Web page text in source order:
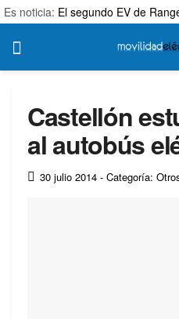
Es noticia: El segundo EV de
Castellón
al autobús
30 julio 2014 - Categoría: